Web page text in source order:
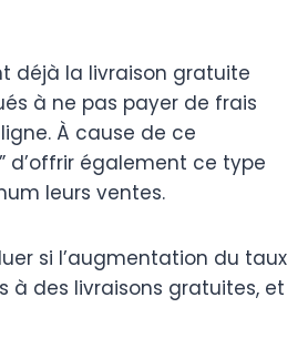
déjà la livraison gratuite
à ne pas payer de frais
À cause de ce
d’offrir également ce type
leurs ventes.
si l’augmentation du taux
à des livraisons gratuites, et